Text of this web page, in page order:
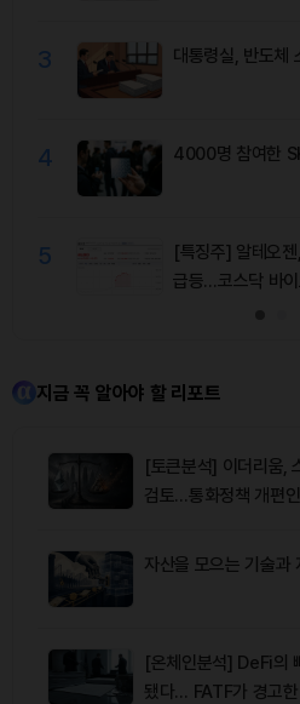
3 대통령실, 반도체
4 4000명 참여한
5
[특징주] 알테오
급등…코스닥 바
지금 꼭 알아야 할 리포트
[토큰분석] 이더리움,
검토…통화정책 개편
자산을 모으는 기술과
[온체인분석] DeFi의
됐다… FATF가 경고